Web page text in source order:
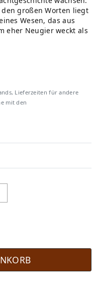
großen Worten liegt
Wesen, das aus
eher Neugier weckt als
Lieferzeiten für andere
mit den